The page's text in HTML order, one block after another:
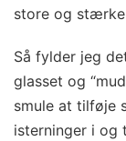
store og stærke
Så fylder jeg
glasset og
smule at tilføje
isterninger i og